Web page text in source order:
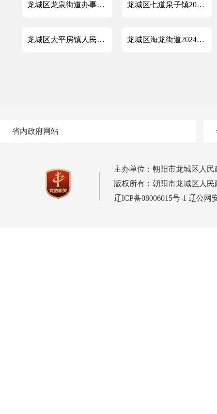
龙城区龙泉街道办事处2024年政府信息公开工作年度报告 龙城区七道泉子镇2024年政府信息公开工作年度报告
龙城区大平房镇人民政府2024年政府信息公开工作年度报告 龙城区海龙街道2024年政府信息公开工作年度报告
省内政府网站
主办单位：朝阳市龙城区人民
版权所有：朝阳市龙城区人民
辽ICP备08006015号-1 辽公网